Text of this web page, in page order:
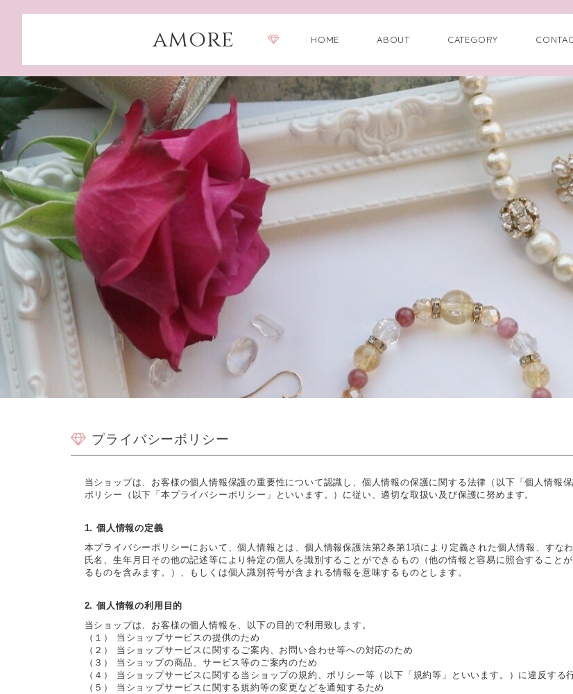
amore HOME ABOUT CATEGORY
プライバシーポリシー
当ショップは、お客様の個人情報保護の重要性について認識し、個人情報の保護に関する法律（以下「個人情報
ポリシー（以下「本プライバシーポリシー」といいます。）に従い、適切な取扱い及び保護に努めます。
1. 個人情報の定義
本プライバシーポリシーにおいて、個人情報とは、個人情報保護法第2条第1項により定義された個人情報、すな
氏名、生年月日その他の記述等により特定の個人を識別することができるもの（他の情報と容易に照合すること
るものを含みます。）、もしくは個人識別符号が含まれる情報を意味するものとします。
2. 個人情報の利用目的
当ショップは、お客様の個人情報を、以下の目的で利用致します。
（１） 当ショップサービスの提供のため
（２） 当ショップサービスに関するご案内、お問い合わせ等への対応のため
（３） 当ショップの商品、サービス等のご案内のため
（４） 当ショップサービスに関する当ショップの規約、ポリシー等（以下「規約等」といいます。）に違反する
（５） 当ショップサービスに関する規約等の変更などを通知するため